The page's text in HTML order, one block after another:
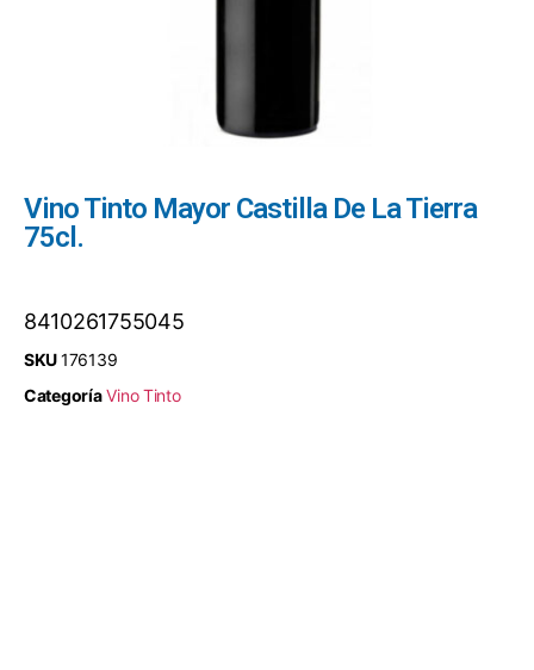
Vino Tinto Mayor Castilla De La Tierra
75cl.
8410261755045
SKU176139
Categoría Vino Tinto